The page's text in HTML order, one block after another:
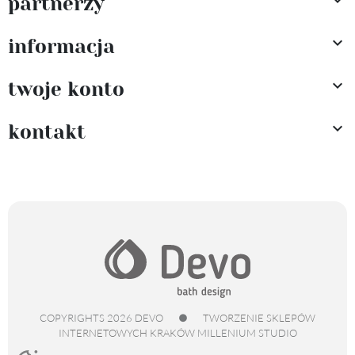
informacja 
twoje konto 
kontakt 
COPYRIGHTS 2026 DEVO ●
TWORZENIE SKLEPÓW
INTERNETOWYCH KRAKÓW MILLENIUM STUDIO